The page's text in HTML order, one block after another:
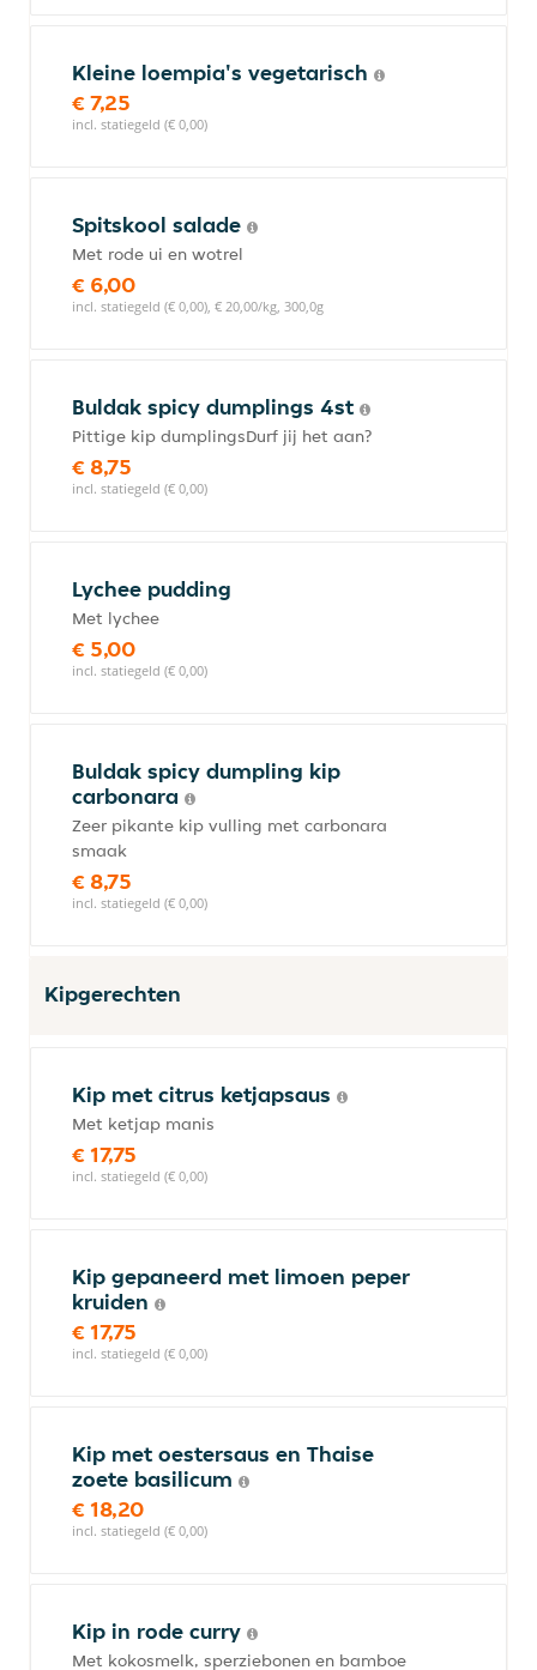
Kleine loempia's vegetarisch
€ 7,25
incl. statiegeld (€ 0,00)
Spitskool salade
Met rode ui en wotrel
€ 6,00
incl. statiegeld (€ 0,00), € 20,00/kg, 300,0g
Buldak spicy dumplings 4st
Pittige kip dumplingsDurf jij het aan?
€ 8,75
incl. statiegeld (€ 0,00)
Lychee pudding
Met lychee
€ 5,00
incl. statiegeld (€ 0,00)
Buldak spicy dumpling kip
carbonara
Zeer pikante kip vulling met carbonara
smaak
€ 8,75
incl. statiegeld (€ 0,00)
Kipgerechten
Kip met citrus ketjapsaus
Met ketjap manis
€ 17,75
incl. statiegeld (€ 0,00)
Kip gepaneerd met limoen peper
kruiden
€ 17,75
incl. statiegeld (€ 0,00)
Kip met oestersaus en Thaise
zoete basilicum
€ 18,20
incl. statiegeld (€ 0,00)
Kip in rode curry
Met kokosmelk, sperziebonen en bamboe